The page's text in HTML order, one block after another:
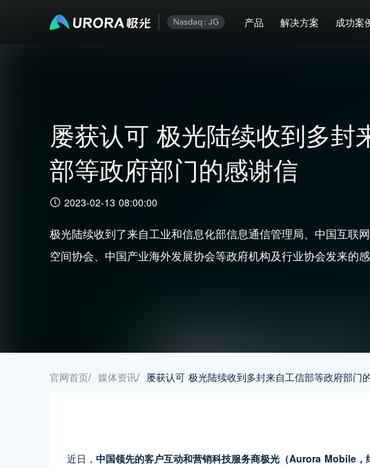
产品 解决方案 成功案
屡获认可 极光陆续收到多封
部等政府部门的感谢信
2023-02-13 08:00:00
极光陆续收到了来自工业和信息化部信息通信管理局、中国互联
空间协会、中国产业海外发展协会等政府机构及行业协会发来的感
官网首页/ 媒体资讯/ 屡获认可 极光陆续收到多封来自工信部等政府部门
近日， 中国领先的客户互动和营销科技服务商极光（Aurora Mobile，